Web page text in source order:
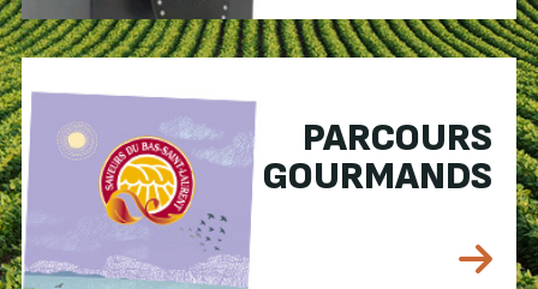
PARCOURS
GOURMANDS